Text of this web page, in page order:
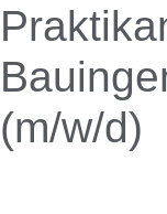
(m/w/d)